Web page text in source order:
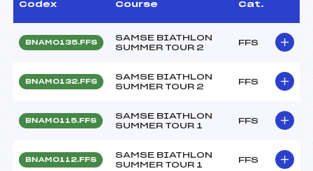
Codex Course Cat.
BNAM0135.FFS
SAMSE BIATHLON
SUMMER TOUR 2
FFS
BNAM0132.FFS
SAMSE BIATHLON
SUMMER TOUR 2
FFS
BNAM0115.FFS
SAMSE BIATHLON
SUMMER TOUR 1
FFS
BNAM0112.FFS
SAMSE BIATHLON
SUMMER TOUR 1
FFS